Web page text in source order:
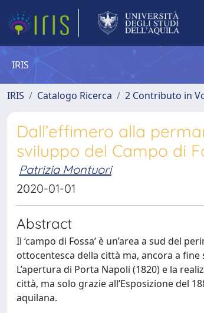
IRIS
IRIS Catalogo Ricerca 2 Contributo in
Dall’effimero alla
sviluppo del Campo di
Patrizia Montuori
2020-01-01
Abstract
Il ‘campo di Fossa’ è un’area a sud del
ottocentesca della città ma, ancora a
L’apertura di Porta Napoli (1820) e la
città, ma solo grazie all’Esposizione del
aquilana.